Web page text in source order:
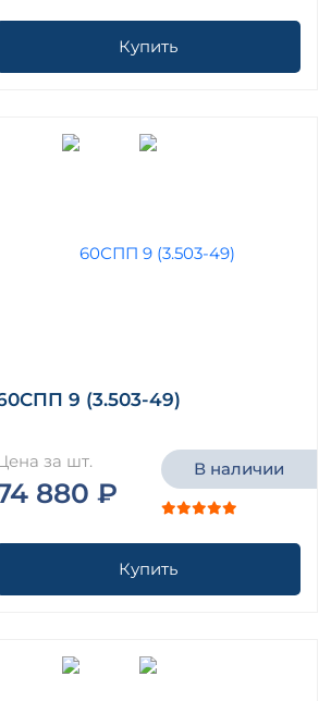
Купить
9 (3.503-49)
за шт.
880 ₽
В наличии
Купить